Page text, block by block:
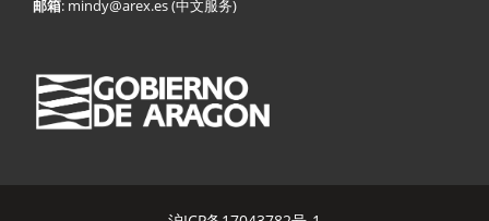
邮箱: mindy@arex.es(中文服务)